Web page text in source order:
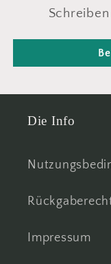
Die Info
Impressum